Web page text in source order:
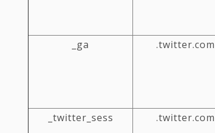
_ga .twitter.com
_twitter_sess .twitter.com